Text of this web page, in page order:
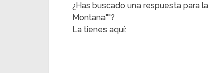
¿Has buscado una respuesta para
Montana""?
La tienes aquí: